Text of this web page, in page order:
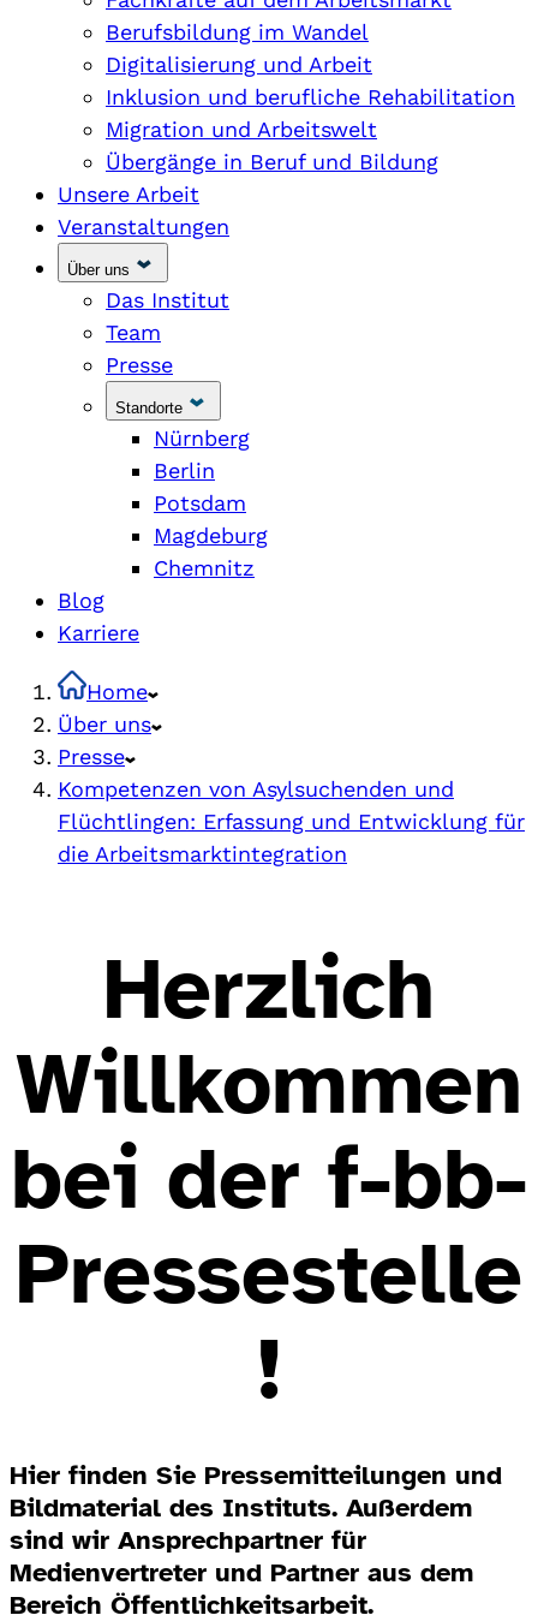
Berufsbildung im Wandel
Digitalisierung und Arbeit
Inklusion und berufliche Rehabilitation
Migration und Arbeitswelt
Übergänge in Beruf und Bildung
Unsere Arbeit
Veranstaltungen
Über uns
Das Institut
Team
Presse
Standorte
Nürnberg
Berlin
Potsdam
Magdeburg
Chemnitz
Blog
Karriere
Home
Über uns
Presse
Kompetenzen von Asylsuchenden und
Flüchtlingen: Erfassung und Entwicklung für
die Arbeitsmarktintegration
Herzlich
Willkommen
bei der f-bb-
Pressestelle
!
Hier finden Sie Pressemitteilungen und
Bildmaterial des Instituts. Außerdem
sind wir Ansprechpartner für
Medienvertreter und Partner aus dem
Bereich Öffentlichkeitsarbeit.